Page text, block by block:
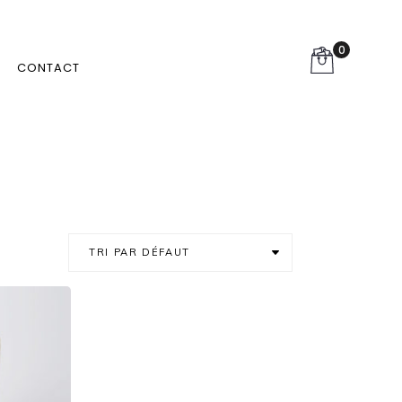
CONTACT
0
TRI PAR DÉFAUT